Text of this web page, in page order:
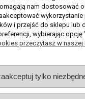
Moje konto
Płatności i dostawa
Informacje
O nas
nam dostosować
wykorzystanie
i przejść do sklepu lub
wybierając
przeczytasz w naszej
tylko